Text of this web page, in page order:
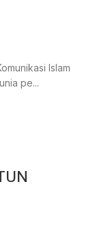
Islam
pe...